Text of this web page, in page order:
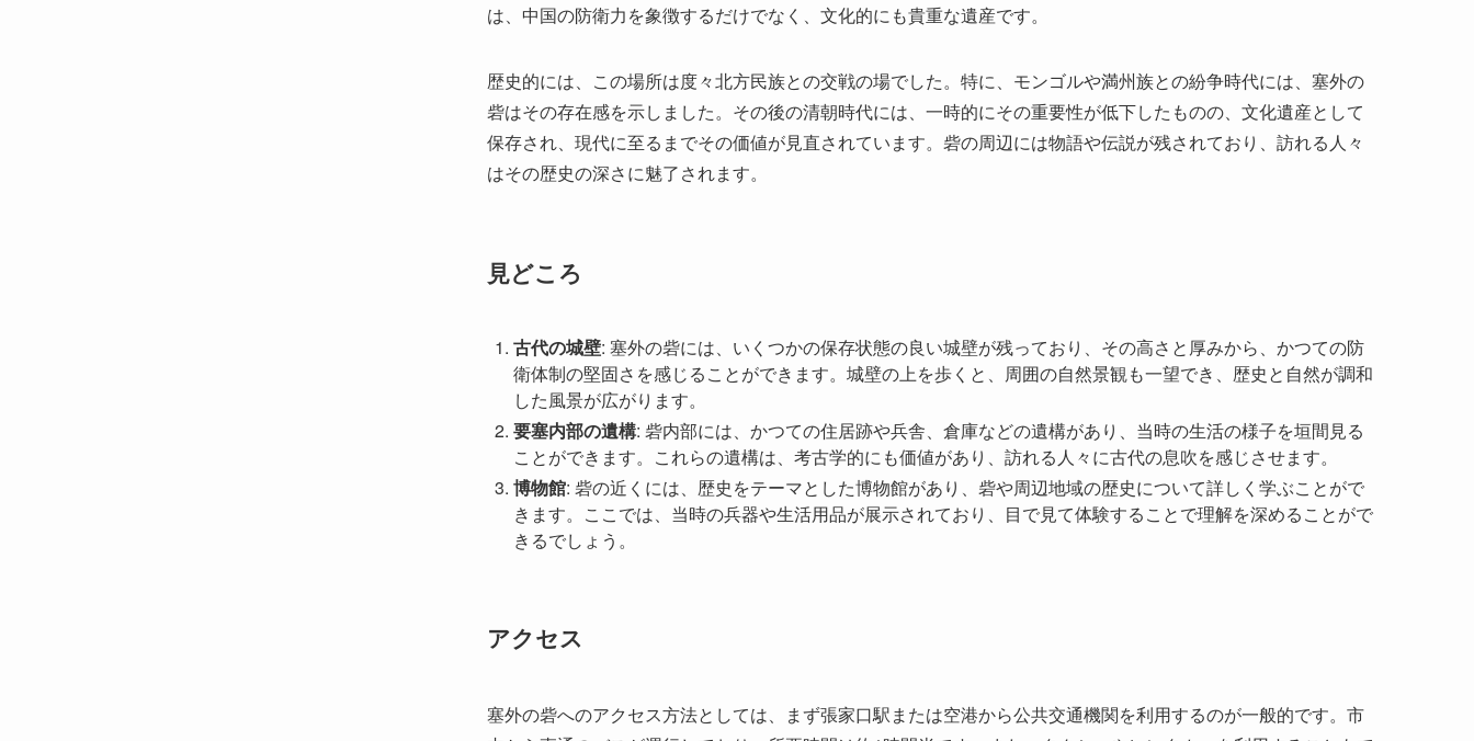
は、中国の防衛力を象徴するだけでなく、文化的にも貴重な遺産です。
歴史的には、この場所は度々北方民族との交戦の場でした。特に、モンゴルや満州族との紛争時代には、塞外の
砦はその存在感を示しました。その後の清朝時代には、一時的にその重要性が低下したものの、文化遺産として
保存され、現代に至るまでその価値が見直されています。砦の周辺には物語や伝説が残されており、訪れる人々
はその歴史の深さに魅了されます。
見どころ
古代の城壁: 塞外の砦には、いくつかの保存状態の良い城壁が残っており、その高さと厚みから、かつての防
衛体制の堅固さを感じることができます。城壁の上を歩くと、周囲の自然景観も一望でき、歴史と自然が調和
した風景が広がります。
要塞内部の遺構: 砦内部には、かつての住居跡や兵舎、倉庫などの遺構があり、当時の生活の様子を垣間見る
ことができます。これらの遺構は、考古学的にも価値があり、訪れる人々に古代の息吹を感じさせます。
博物館: 砦の近くには、歴史をテーマとした博物館があり、砦や周辺地域の歴史について詳しく学ぶことがで
きます。ここでは、当時の兵器や生活用品が展示されており、目で見て体験することで理解を深めることがで
きるでしょう。
アクセス
塞外の砦へのアクセス方法としては、まず張家口駅または空港から公共交通機関を利用するのが一般的です。市